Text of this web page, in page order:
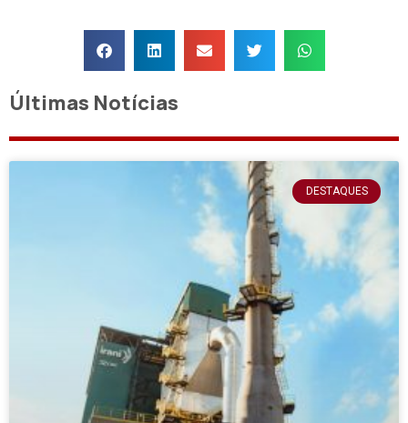
Últimas Notícias
DESTAQUES